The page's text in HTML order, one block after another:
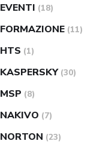
EVENTI (18)
FORMAZIONE (11)
HTS (1)
KASPERSKY (30)
MSP (8)
NAKIVO (7)
NORTON (23)